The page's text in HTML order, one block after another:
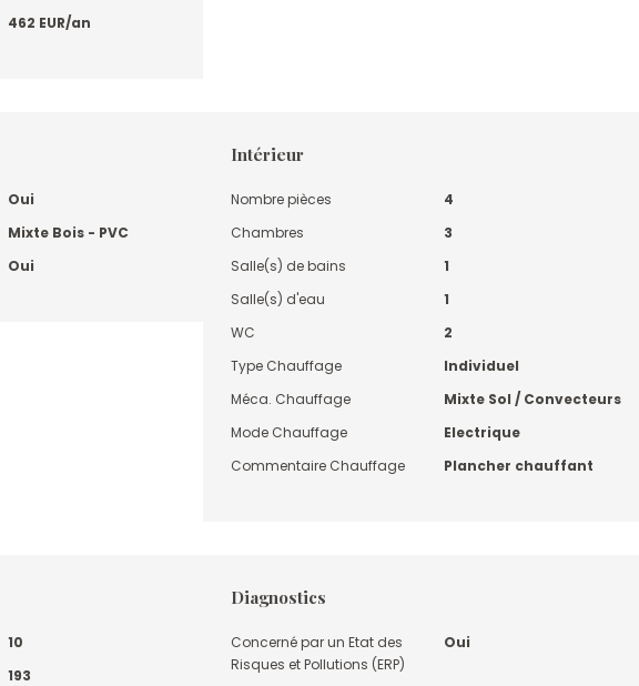
462 EUR/an
Oui
Mixte Bois - PVC
Oui
Intérieur
Nombre pièces
4
Chambres
3
Salle(s) de bains
1
Salle(s) d'eau
1
WC
2
Type Chauffage
Individuel
Méca. Chauffage
Mixte Sol / Convecteurs
Mode Chauffage
Electrique
Commentaire Chauffage
Plancher chauffant
10
193
Diagnostics
Concerné par un Etat des
Risques et Pollutions (ERP)
Oui